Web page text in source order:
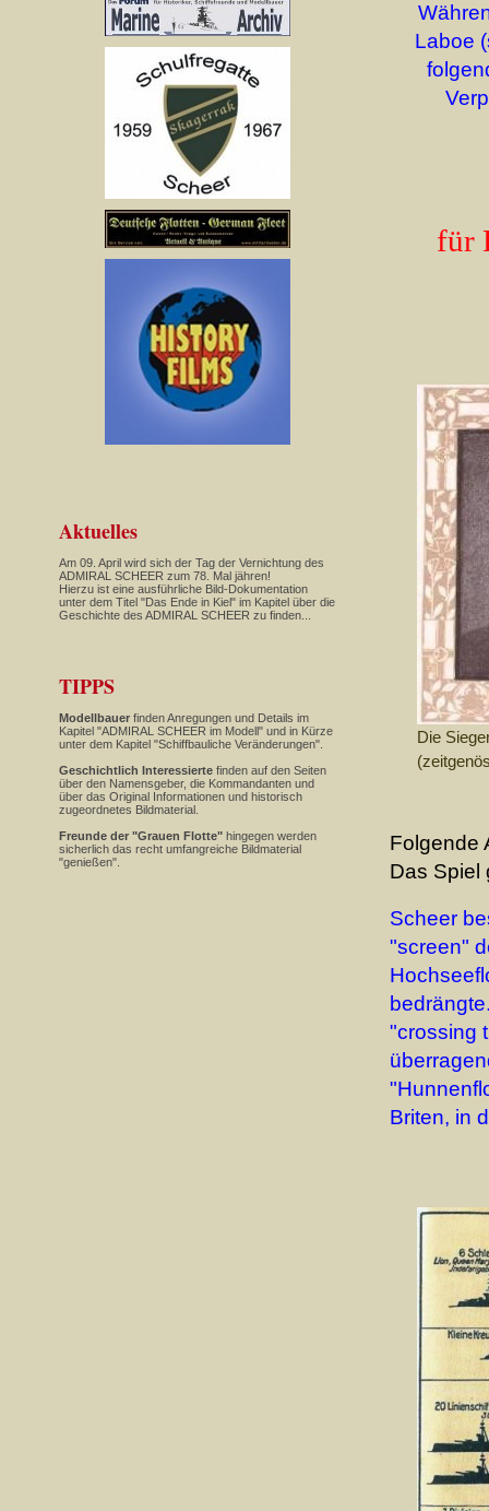
Laboe
für
Die
Folgende
Das Spiel
Scheer
"screen"
"crossing
Briten, in
Aktuelles
Am 09. April wird sich der Tag der Vernichtung des
ADMIRAL SCHEER zum 78. Mal jähren!
Hierzu ist eine ausführliche Bild-Dokumentation
unter dem Titel "Das Ende in Kiel" im Kapitel über die
Geschichte des ADMIRAL SCHEER zu finden...
TIPPS
Modellbauer finden Anregungen und Details im
Kapitel "ADMIRAL SCHEER im Modell" und in Kürze
unter dem Kapitel "Schiffbauliche Veränderungen".
Geschichtlich Interessierte finden auf den Seiten
über den Namensgeber, die Kommandanten und
über das Original Informationen und historisch
zugeordnetes Bildmaterial.
Freunde der "Grauen Flotte" hingegen werden
sicherlich das recht umfangreiche Bildmaterial
"genießen".